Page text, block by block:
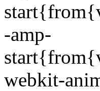
-amp-
webkit-